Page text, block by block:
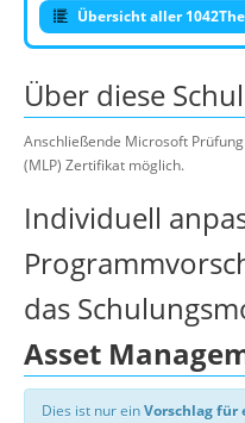
Übersicht aller
Über diese
Anschließende Microsoft
(MLP) Zertifikat möglich.
Individuell
das
Asset
Dies ist nur einVorschlag für